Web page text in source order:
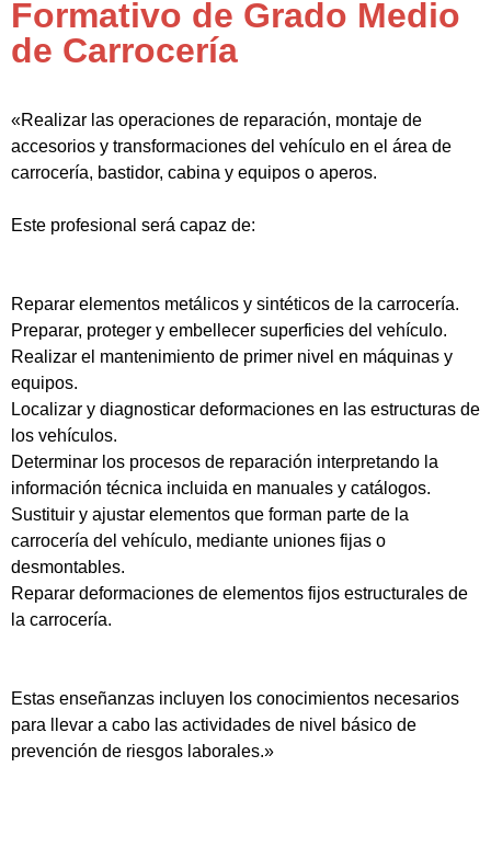
Formativo de Grado Medio
de Carrocería
«Realizar las operaciones de reparación, montaje de
accesorios y transformaciones del vehículo en el área de
carrocería, bastidor, cabina y equipos o aperos.
Este profesional será capaz de:
Reparar elementos metálicos y sintéticos de la carrocería.
Preparar, proteger y embellecer superficies del vehículo.
Realizar el mantenimiento de primer nivel en máquinas y
equipos.
Localizar y diagnosticar deformaciones en las estructuras de
los vehículos.
Determinar los procesos de reparación interpretando la
información técnica incluida en manuales y catálogos.
Sustituir y ajustar elementos que forman parte de la
carrocería del vehículo, mediante uniones fijas o
desmontables.
Reparar deformaciones de elementos fijos estructurales de
la carrocería.
Estas enseñanzas incluyen los conocimientos necesarios
para llevar a cabo las actividades de nivel básico de
prevención de riesgos laborales.»